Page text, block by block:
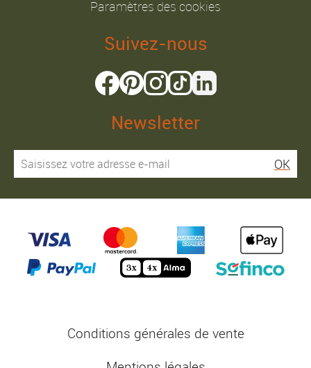
Paramètres des cookies
Suivez-nous
Newsletter
OK
Conditions générales de vente